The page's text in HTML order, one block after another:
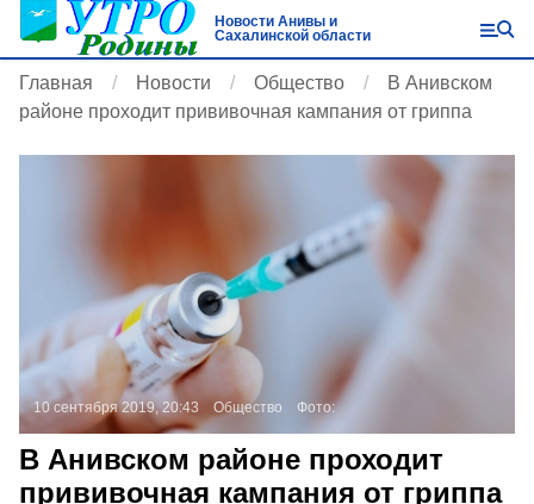
Новости Анивы и
Сахалинской области
Главная Новости Общество
В Анивском
районе проходит прививочная кампания от гриппа
10 сентября 2019, 20:43 Общество Фото:
В Анивском районе проходит
прививочная кампания от гриппа